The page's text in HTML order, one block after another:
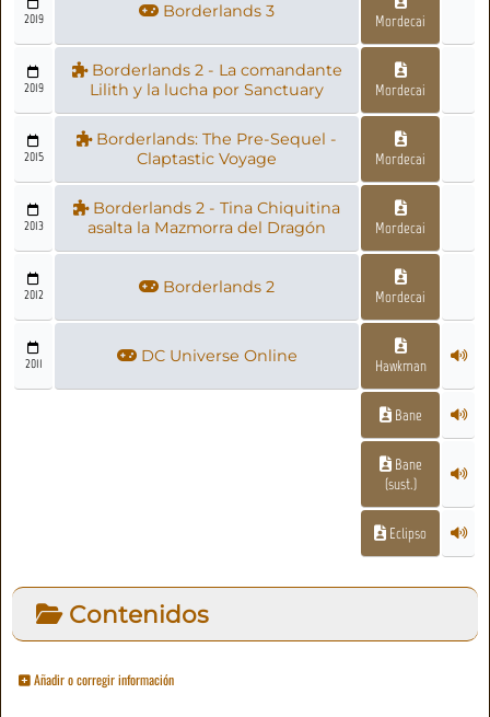
2019 Borderlands 3 Mordecai
2019
Borderlands 2 - La comandante
Lilith y la lucha por Sanctuary
Mordecai
2015
Borderlands: The Pre-Sequel -
Claptastic Voyage
Mordecai
2013
Borderlands 2 - Tina Chiquitina
asalta la Mazmorra del Dragón
Mordecai
2012 Borderlands 2 Mordecai
2011 DC Universe Online Hawkman
Bane
Bane
(sust.)
Eclipso
Contenidos
Añadir o corregir información